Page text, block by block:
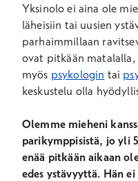
Yksinolo ei aina ole
läheisiin tai uusien
parhaimmillaan
ovat pitkään
myös psykologin tai
keskustelu olla
Olemme mieheni
parikymppisistä, jo yli
enää pitkään aikaan
edes ystävyyttä. Hän